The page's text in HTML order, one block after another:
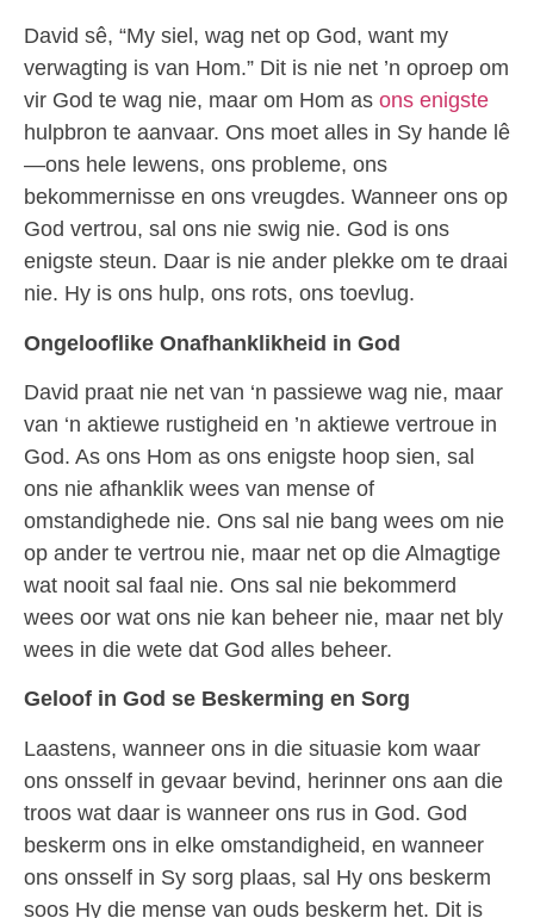
David sê, “My siel, wag net op God, want my
verwagting is van Hom.” Dit is nie net ’n oproep om
vir God te wag nie, maar om Hom as ons enigste
hulpbron te aanvaar. Ons moet alles in Sy hande lê
—ons hele lewens, ons probleme, ons
bekommernisse en ons vreugdes. Wanneer ons op
God vertrou, sal ons nie swig nie. God is ons
enigste steun. Daar is nie ander plekke om te draai
nie. Hy is ons hulp, ons rots, ons toevlug.
Ongelooflike Onafhanklikheid in God
David praat nie net van ‘n passiewe wag nie, maar
van ‘n aktiewe rustigheid en ’n aktiewe vertroue in
God. As ons Hom as ons enigste hoop sien, sal
ons nie afhanklik wees van mense of
omstandighede nie. Ons sal nie bang wees om nie
op ander te vertrou nie, maar net op die Almagtige
wat nooit sal faal nie. Ons sal nie bekommerd
wees oor wat ons nie kan beheer nie, maar net bly
wees in die wete dat God alles beheer.
Geloof in God se Beskerming en Sorg
Laastens, wanneer ons in die situasie kom waar
ons onsself in gevaar bevind, herinner ons aan die
troos wat daar is wanneer ons rus in God. God
beskerm ons in elke omstandigheid, en wanneer
ons onsself in Sy sorg plaas, sal Hy ons beskerm
soos Hy die mense van ouds beskerm het. Dit is